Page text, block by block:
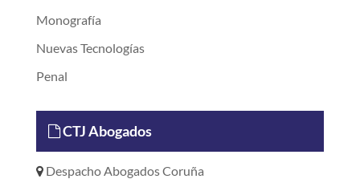
Monografía
Nuevas Tecnologías
Penal
CTJ Abogados
Despacho Abogados Coruña